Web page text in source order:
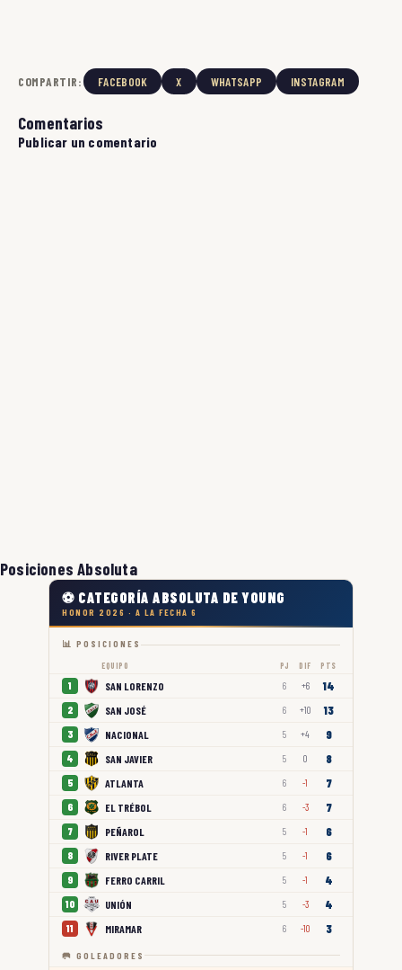
COMPARTIR: FACEBOOK X WHATSAPP INSTAGRAM
Comentarios
Publicar un comentario
Posiciones Absoluta
⚽ CATEGORÍA ABSOLUTA DE YOUNG
HONOR 2026 · A LA FECHA 6
📊 POSICIONES
EQUIPO PJ DIF PTS
1 SAN LORENZO 6 +6 14
2 SAN JOSÉ 6 +10 13
3 NACIONAL 5 +4 9
4 SAN JAVIER 5 0 8
5 ATLANTA 6 -1 7
6 EL TRÉBOL 6 -3 7
7 PEÑAROL 5 -1 6
8 RIVER PLATE 5 -1 6
9 FERRO CARRIL 5 -1 4
10 UNIÓN 5 -3 4
11 MIRAMAR 6 -10 3
🥅 GOLEADORES